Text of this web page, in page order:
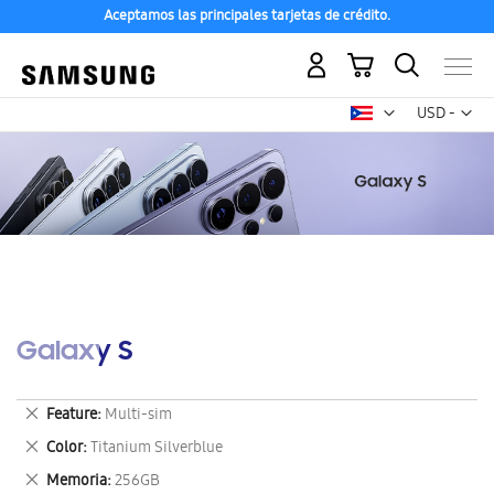
Aceptamos las principales tarjetas de crédito.
USD -
dólar
Mi carrito
Galaxy S
Feature Multi-sim
Eliminar
este
artículo
Color Titanium Silverblue
Eliminar
este
Memoria 256GB
Eliminar